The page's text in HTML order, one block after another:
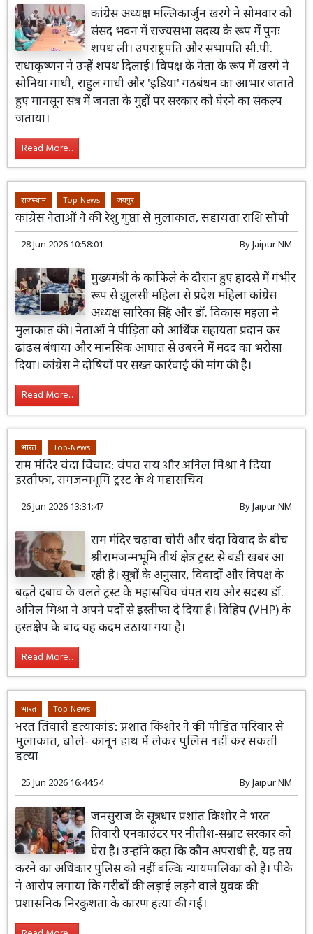
कांग्रेस अध्यक्ष मल्लिकार्जुन खरगे ने सोमवार को
संसद भवन में राज्यसभा सदस्य के रूप में पुनः
शपथ ली। उपराष्ट्रपति और सभापति सी.पी.
राधाकृष्णन ने उन्हें शपथ दिलाई। विपक्ष के नेता के रूप में खरगे ने
सोनिया गांधी, राहुल गांधी और 'इंडिया' गठबंधन का आभार जताते
हुए मानसून सत्र में जनता के मुद्दों पर सरकार को घेरने का संकल्प
जताया।
Read More...
राजस्थान Top-News जयपुर
कांग्रेस नेताओं ने की रेशु गुप्ता से मुलाकात, सहायता राशि सौंपी
28 Jun 2026 10:58:01 ByJaipur NM
मुख्यमंत्री के काफिले के दौरान हुए हादसे में गंभीर
रूप से झुलसी महिला से प्रदेश महिला कांग्रेस
अध्यक्ष सारिका सिंह और डॉ. विकास महला ने
मुलाकात की। नेताओं ने पीड़िता को आर्थिक सहायता प्रदान कर
ढांढस बंधाया और मानसिक आघात से उबरने में मदद का भरोसा
दिया। कांग्रेस ने दोषियों पर सख्त कार्रवाई की मांग की है।
Read More...
भारत Top-News
राम मंदिर चंदा विवाद: चंपत राय और अनिल मिश्रा ने दिया
इस्तीफा, रामजन्मभूमि ट्रस्ट के थे महासचिव
26 Jun 2026 13:31:47 ByJaipur NM
राम मंदिर चढ़ावा चोरी और चंदा विवाद के बीच
श्रीरामजन्मभूमि तीर्थ क्षेत्र ट्रस्ट से बड़ी खबर आ
रही है। सूत्रों के अनुसार, विवादों और विपक्ष के
बढ़ते दबाव के चलते ट्रस्ट के महासचिव चंपत राय और सदस्य डॉ.
अनिल मिश्रा ने अपने पदों से इस्तीफा दे दिया है। विहिप (VHP) के
हस्तक्षेप के बाद यह कदम उठाया गया है।
Read More...
भारत Top-News
भरत तिवारी हत्याकांड: प्रशांत किशोर ने की पीड़ित परिवार से
मुलाकात, बोले- कानून हाथ में लेकर पुलिस नहीं कर सकती
हत्या
25 Jun 2026 16:44:54 ByJaipur NM
जनसुराज के सूत्रधार प्रशांत किशोर ने भरत
तिवारी एनकाउंटर पर नीतीश-सम्राट सरकार को
घेरा है। उन्होंने कहा कि कौन अपराधी है, यह तय
करने का अधिकार पुलिस को नहीं बल्कि न्यायपालिका को है। पीके
ने आरोप लगाया कि गरीबों की लड़ाई लड़ने वाले युवक की
प्रशासनिक निरंकुशता के कारण हत्या की गई।